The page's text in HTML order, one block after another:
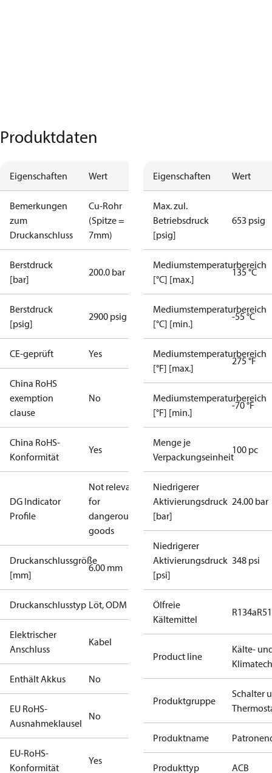
Produktdaten
Eigenschaften Wert
Bemerkungen
zum
Druckanschluss
Cu-Rohr
(Spitze =
7mm)
Berstdruck
[bar]
200.0 bar
Berstdruck
[psig]
2900 psig
CE-geprüft Yes
China RoHS
exemption
clause
No
China RoHS-
Konformität
Yes
DG Indicator
Profile
Not relevant
for
dangerous
goods
Druckanschlussgröße
[mm]
6.00 mm
Druckanschlusstyp Löt, ODM
Elektrischer
Anschluss
Kabel
Enthält Akkus No
EU RoHS-
Ausnahmeklausel
No
EU-RoHS-
Konformität
Yes
Eigenschaften Wert
Max. zul.
Betriebsdruck
[psig]
653 psig
Mediumstemperaturbereich
[°C] [max.]
135 °C
Mediumstemperaturbereich
[°C] [min.]
-55 °C
Mediumstemperaturbereich
[°F] [max.]
275 °F
Mediumstemperaturbereich
[°F] [min.]
-70 °F
Menge je
Verpackungseinheit
100 pc
Niedrigerer
Aktivierungsdruck
[bar]
24.00 bar
Niedrigerer
Aktivierungsdruck
[psi]
348 psi
Ölfreie
Kältemittel
R134a
Product line
Kälte-
Produktgruppe
Schalter
Produktname
Produkttyp ACB